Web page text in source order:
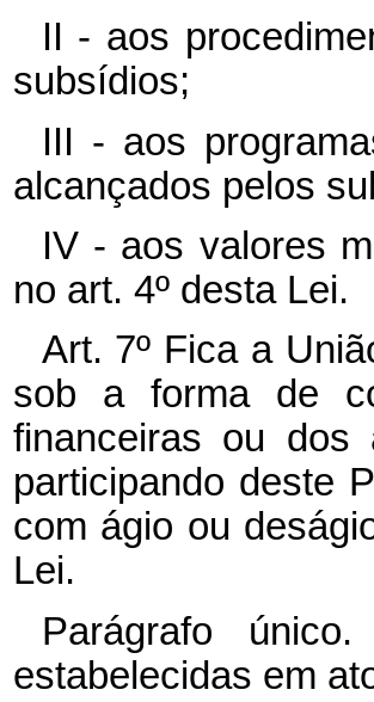
II - aos
subsídios;
III - aos
alcançados pelos
IV - aos valores
no art. 4º desta Lei.
Art. 7º Fica a
sob a forma de
financeiras ou dos
participando deste
com ágio ou
Lei.
Parágrafo
estabelecidas em